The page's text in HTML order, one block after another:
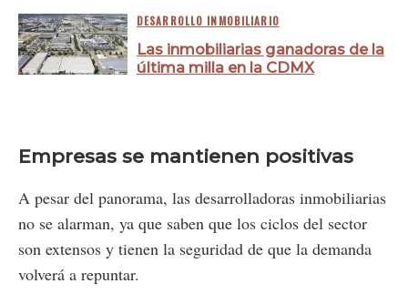
DESARROLLO INMOBILIARIO
Las inmobiliarias ganadoras de la
última milla en la CDMX
Empresas se mantienen positivas
A pesar del panorama, las desarrolladoras inmobiliarias
no se alarman, ya que saben que los ciclos del sector
son extensos y tienen la seguridad de que la demanda
volverá a repuntar.